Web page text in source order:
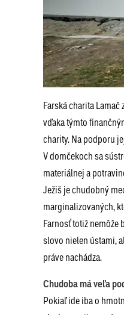
Farská charita
vďaka týmto
charity. Na podporu
V domčekoch sa
materiálnej a
Ježiš je chudobný
marginalizovaných,
Farnosť totiž nemôže
slovo nielen ústami,
práve nachádza.
Chudoba má veľa
Pokiaľ ide iba o